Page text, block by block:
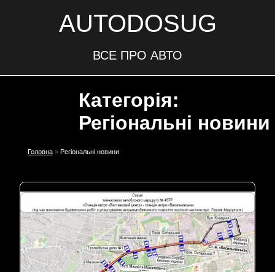
AUTODOSUG
ВСЕ ПРО АВТО
Категорія:
Регіональні новини
Головна» Регіональні новини